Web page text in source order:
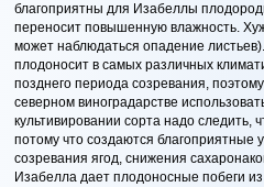
благоприятны для Изабеллы
переносит повышенную влажность.
может наблюдаться опадение
плодоносит в самых различных
позднего периода созревания,
северном виноградарстве
культивировании сорта надо следить,
потому что создаются благоприятные
созревания ягод, снижения
Изабелла дает плодоносные побеги